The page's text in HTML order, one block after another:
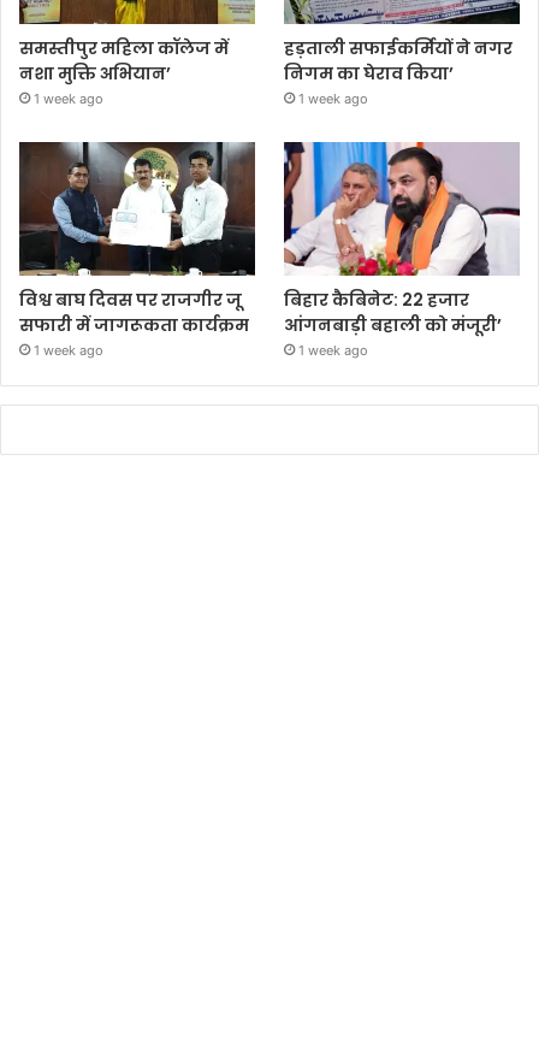
समस्तीपुर महिला कॉलेज में
नशा मुक्ति अभियान’
1 week ago
हड़ताली सफाईकर्मियों ने नगर
निगम का घेराव किया’
1 week ago
विश्व बाघ दिवस पर राजगीर जू
सफारी में जागरूकता कार्यक्रम
1 week ago
बिहार कैबिनेट: 22 हजार
आंगनबाड़ी बहाली को मंजूरी’
1 week ago